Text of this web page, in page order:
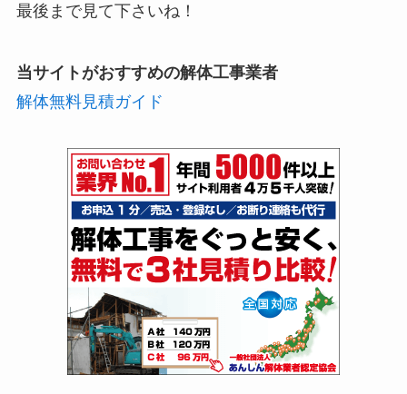
最後まで見て下さいね！
当サイトがおすすめの解体工事業者
解体無料見積ガイド